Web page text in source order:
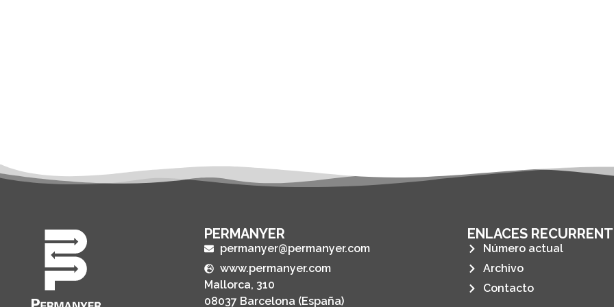
PERMANYER
permanyer@permanyer.com
www.permanyer.com
Mallorca, 310
08037 Barcelona (España)
ENLACES
Número actual
Archivo
Contacto